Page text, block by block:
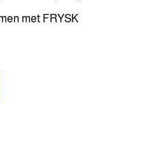
met FRYSK